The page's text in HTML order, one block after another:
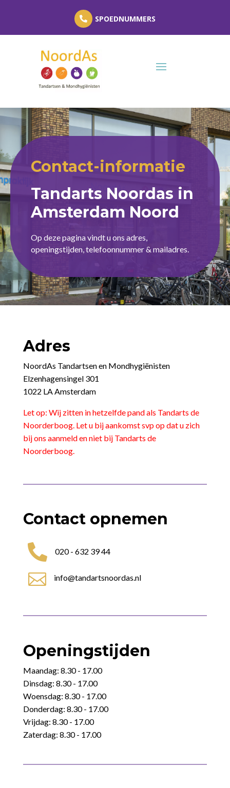
SPOEDNUMMERS
Contact-informatie
Tandarts Noordas in
Amsterdam Noord
Op deze pagina vindt u ons adres,
openingstijden, telefoonnummer & mailadres.
Adres
NoordAs Tandartsen en Mondhygiënisten
Elzenhagensingel 301
1022 LA Amsterdam
Let op: Wij zitten in hetzelfde pand als Tandarts de
Noorderboog. Let u bij aankomst svp op dat u zich
bij ons aanmeld en niet bij Tandarts de
Noorderboog.
Contact opnemen
 020 - 632 39 44
 info@tandartsnoordas.nl
Openingstijden
Maandag: 8.30 - 17.00
Dinsdag: 8.30 - 17.00
Woensdag: 8.30 - 17.00
Donderdag: 8.30 - 17.00
Vrijdag: 8.30 - 17.00
Zaterdag: 8.30 - 17.00